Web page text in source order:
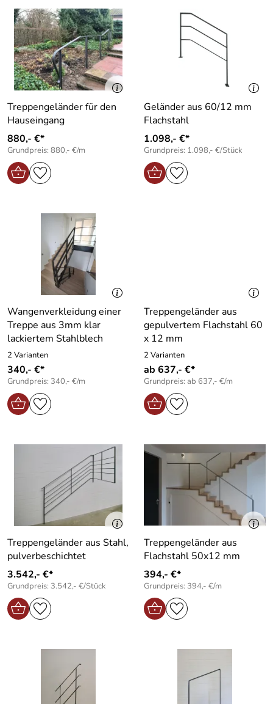
Treppengeländer für den
Hauseingang
880,- €*
Grundpreis: 880,- €/m
Geländer aus 60/12 mm
Flachstahl
1.098,- €*
Grundpreis: 1.098,- €/Stück
Wangenverkleidung einer
Treppe aus 3mm klar
lackiertem Stahlblech
2 Varianten
340,- €*
Grundpreis: 340,- €/m
Treppengeländer aus
gepulvertem Flachstahl 60
x 12 mm
2 Varianten
ab 637,- €*
Grundpreis: ab 637,- €/m
Treppengeländer aus Stahl,
pulverbeschichtet
3.542,- €*
Grundpreis: 3.542,- €/Stück
Treppengeländer aus
Flachstahl 50x12 mm
394,- €*
Grundpreis: 394,- €/m